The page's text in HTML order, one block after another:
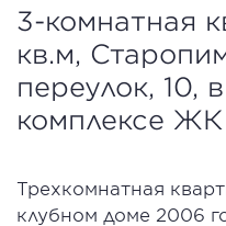
3-комнатная
кв.м,
переулок, 10,
комплексе
Трехкомнатная
клубном доме 2006